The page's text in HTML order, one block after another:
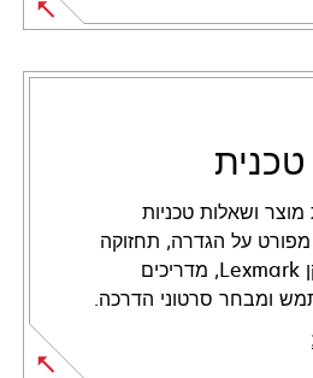
ושאלות טכניות
מפורט על הגדרה, תחזוקה
ופתרון בעיות של התקן Lexmark, מדריכים
ומבחר סרטוני הדרכה.